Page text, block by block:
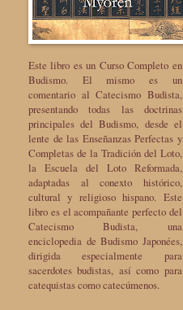
Este libro es un Curso Completo en
Budismo. El mismo es un
comentario al Catecismo Budista,
presentando todas las doctrinas
principales del Budismo, desde el
lente de las Enseñanzas Perfectas y
Completas de la Tradición del Loto,
la Escuela del Loto Reformada,
adaptadas al conexto histórico,
cultural y religioso hispano. Este
libro es el acompañante perfecto del
Catecismo Budista, una
enciclopedia de Budismo Japonées,
dirigida especialmente para
sacerdotes budistas, así como para
catequistas como catecúmenos.